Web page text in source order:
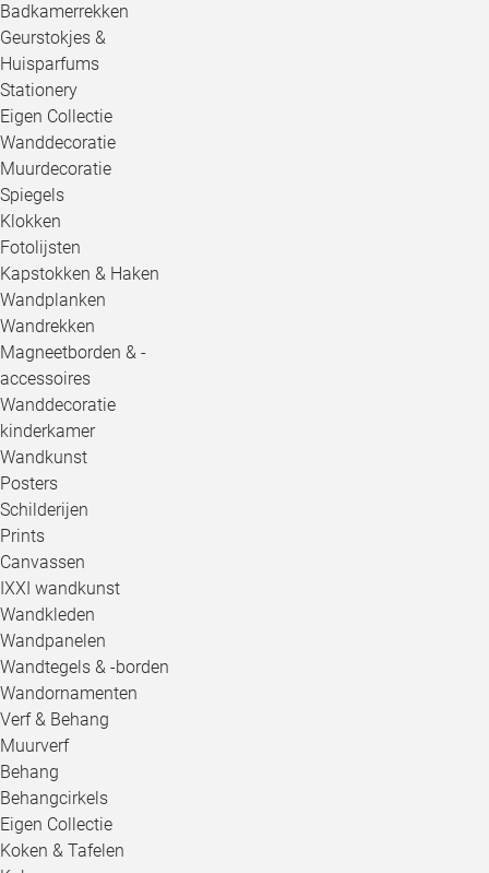
Badkamerrekken
Geurstokjes &
Huisparfums
Stationery
Eigen Collectie
Wanddecoratie
Muurdecoratie
Spiegels
Klokken
Fotolijsten
Kapstokken & Haken
Wandplanken
Wandrekken
Magneetborden & -
accessoires
Wanddecoratie
kinderkamer
Wandkunst
Posters
Schilderijen
Prints
Canvassen
IXXI wandkunst
Wandkleden
Wandpanelen
Wandtegels & -borden
Wandornamenten
Verf & Behang
Muurverf
Behang
Behangcirkels
Eigen Collectie
Koken & Tafelen